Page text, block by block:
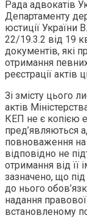
Рада адвокатів
Департаменту
юстиції України
22/19.3.2 від 19
документів, які
отримання
реєстрації актів
Зі змісту цього
актів
КЕП не є копією
пред’являються
повноваження на
відповідно не
отримання від її
зазначено, що
до нього
надання
встановленому